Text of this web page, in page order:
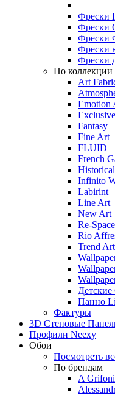
Фрески
Фрески
Фрески
Фрески
Фрески
По коллекции
Art
Emotion
Fantasy
Fine Art
FLUID
French
Infinito
Labirint
Line Art
New Art
Re-Space
Rio
Trend Art
Панно
Фактуры
3D Стеновые
Профили Neexy
Обои
Посмотреть
По брендам
A Grifoni